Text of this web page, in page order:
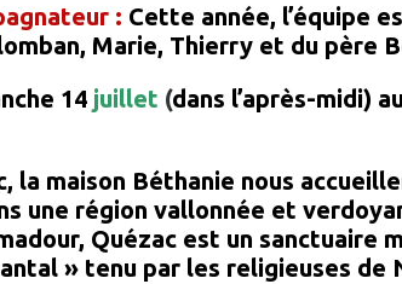
: Cette année, l’équipe
Marie, Thierry et du père
14 juillet (dans l’après-midi)
la maison Béthanie nous
une région vallonnée et
Quézac est un sanctuaire
» tenu par les religieuses de